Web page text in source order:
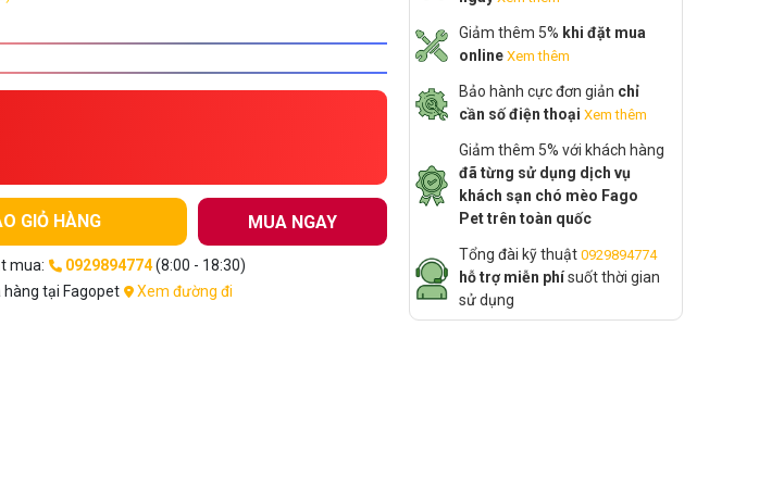
GIỎ HÀNG MUA NGAY
mua: 0929894774(8:00 - 18:30)
hàng tại Fagopet
Xem đường đi
Giảm thêm 5% khi đặt mua
online Xem thêm
Bảo hành cực đơn giản chỉ
cần số điện thoại Xem thêm
Giảm thêm 5% với khách hàng
đã từng sử dụng dịch vụ
khách sạn chó mèo Fago
Pet trên toàn quốc
Tổng đài kỹ thuật 0929894774
hỗ trợ miễn phísuốt thời gian
sử dụng